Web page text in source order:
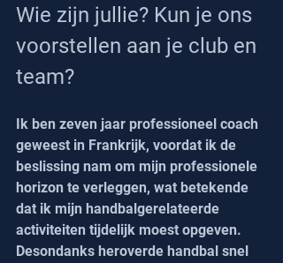
Wie zijn jullie? Kun je ons
voorstellen aan je club en
team?
Ik ben zeven jaar professioneel coach
geweest in Frankrijk, voordat ik de
beslissing nam om mijn professionele
horizon te verleggen, wat betekende
dat ik mijn handbalgerelateerde
activiteiten tijdelijk moest opgeven.
Desondanks heroverde handbal snel